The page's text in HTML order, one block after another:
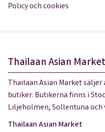
Policy och cookies
Thailaan Asian Market
Thailaan Asian Market
butiker. Butikerna finns i
Liljeholmen, Sollentuna och
Thailaan Asian Market